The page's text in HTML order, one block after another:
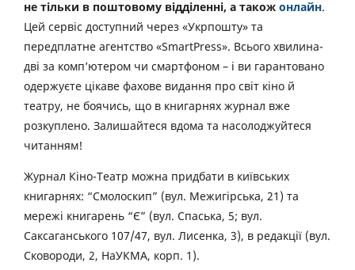
не тільки в поштовому відділенні, а також онлайн.
Цей сервіс доступний через «Укрпошту» та
передплатне агентство «SmartPress». Всього хвилина-
дві за комп’ютером чи смартфоном – і ви гарантовано
одержуєте цікаве фахове видання про світ кіно й
театру, не боячись, що в книгарнях журнал вже
розкуплено. Залишайтеся вдома та насолоджуйтеся
читанням!
Журнал Кіно-Театр можна придбати в київських
книгарнях: “Смолоскип” (вул. Межигірська, 21) та
мережі книгарень “Є” (вул. Спаська, 5; вул.
Саксаганського 107/47, вул. Лисенка, 3), в редакції (вул.
Сковороди, 2, НаУКМА, корп. 1).